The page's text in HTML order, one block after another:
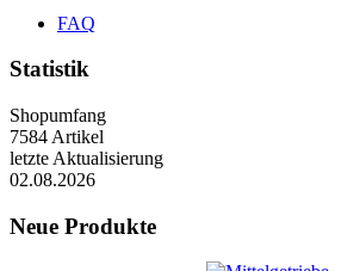
FAQ
Statistik
Shopumfang
7584 Artikel
letzte Aktualisierung
02.08.2026
Neue Produkte